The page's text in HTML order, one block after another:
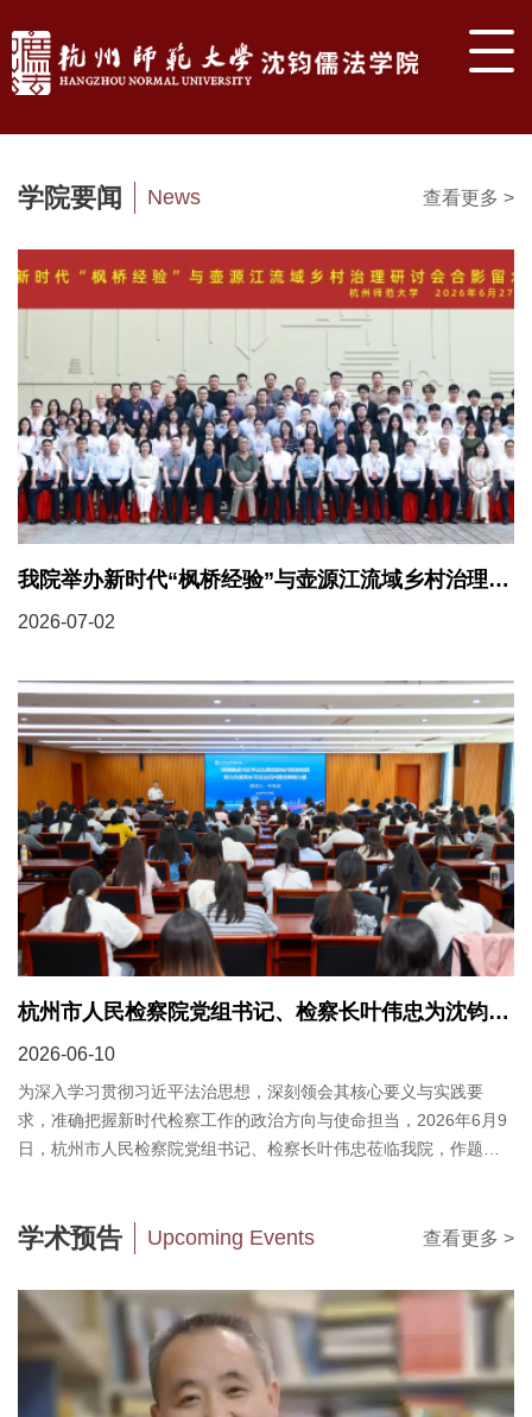
学院要闻 News 查看更多 >
我院举办新时代“枫桥经验”与壶源江流域乡村治理研讨会
2026-07-02
杭州市人民检察院党组书记、检察长叶伟忠为沈钧儒法学院师生作《检察学》实务讲座
2026-06-10
为深入学习贯彻习近平法治思想，深刻领会其核心要义与实践要
求，准确把握新时代检察工作的政治方向与使命担当，2026年6月9
日，杭州市人民检察院党组书记、检察长叶伟忠莅临我院，作题
学术预告 Upcoming Events 查看更多 >